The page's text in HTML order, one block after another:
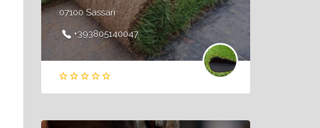
07100 Sassari
+393805140047